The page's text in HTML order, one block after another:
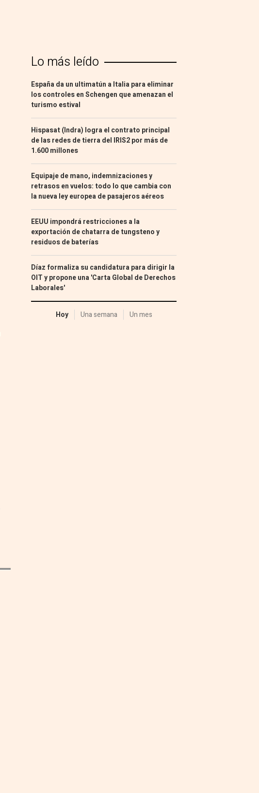
Lo más leído
España da un ultimatún a Italia para eliminar
los controles en Schengen que amenazan el
turismo estival
Hispasat (Indra) logra el contrato principal
de las redes de tierra del IRIS2 por más de
1.600 millones
Equipaje de mano, indemnizaciones y
retrasos en vuelos: todo lo que cambia con
la nueva ley europea de pasajeros aéreos
EEUU impondrá restricciones a la
exportación de chatarra de tungsteno y
residuos de baterías
Díaz formaliza su candidatura para dirigir la
OIT y propone una 'Carta Global de Derechos
Laborales'
Hoy Una semana Un mes